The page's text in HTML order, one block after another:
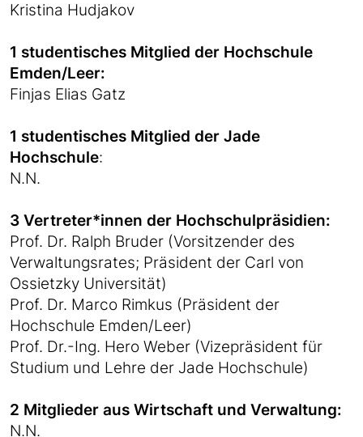
Kristina Hudjakov
1 studentisches Mitglied der Hochschule
Emden/Leer:
Finjas Elias Gatz
1 studentisches Mitglied der Jade
Hochschule:
N.N.
3 Vertreter*innen der Hochschulpräsidien:
Prof. Dr. Ralph Bruder (Vorsitzender des
Verwaltungsrates; Präsident der Carl von
Ossietzky Universität)
Prof. Dr. Marco Rimkus (Präsident der
Hochschule Emden/Leer)
Prof. Dr.-Ing. Hero Weber (Vizepräsident für
Studium und Lehre der Jade Hochschule)
2 Mitglieder aus Wirtschaft und Verwaltung:
N.N.